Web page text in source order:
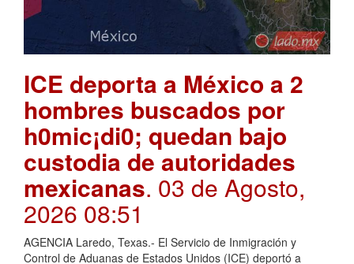
ICE deporta a México a 2
hombres buscados por
h0mic¡di0; quedan bajo
custodia de autoridades
mexicanas. 03 de Agosto,
2026 08:51
AGENCIA Laredo, Texas.- El Servicio de Inmigración y
Control de Aduanas de Estados Unidos (ICE) deportó a